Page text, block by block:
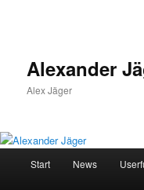
Alexander
Alex Jäger
Start News